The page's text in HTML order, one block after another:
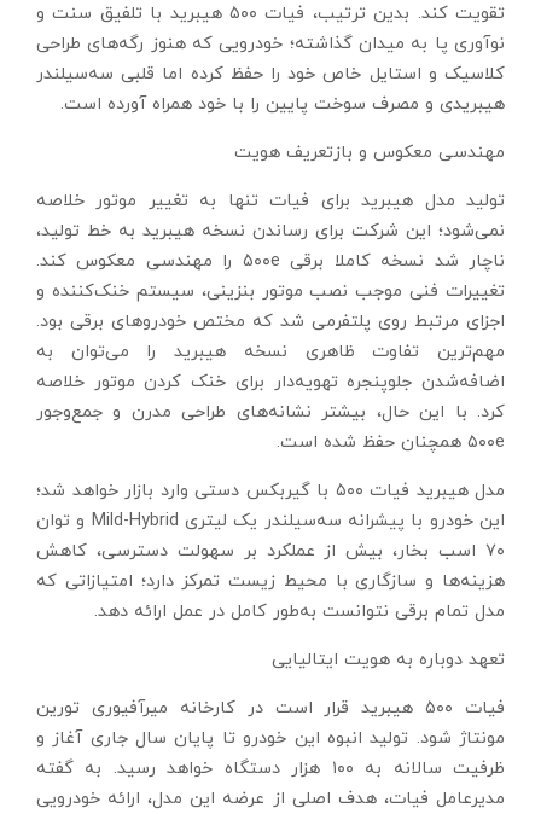
تقویت کند. بدین ترتیب، فیات ۵۰۰ هیبرید با تلفیق سنت و
نوآوری پا به میدان گذاشته؛ خودرویی که هنوز رگه‌های طراحی
کلاسیک و استایل خاص خود را حفظ کرده اما قلبی سه‌سیلندر
هیبریدی و مصرف سوخت پایین را با خود همراه آورده است.
مهندسی معکوس و بازتعریف هویت
تولید مدل هیبرید برای فیات تنها به تغییر موتور خلاصه
نمی‌شود؛ این شرکت برای رساندن نسخه هیبرید به خط تولید،
ناچار شد نسخه کاملا برقی ۵۰۰e را مهندسی معکوس کند.
تغییرات فنی موجب نصب موتور بنزینی، سیستم خنک‌کننده و
اجزای مرتبط روی پلتفرمی شد که مختص خودروهای برقی بود.
مهم‌ترین تفاوت ظاهری نسخه هیبرید را می‌توان به
اضافه‌شدن جلوپنجره تهویه‌دار برای خنک‌ کردن موتور خلاصه
کرد. با این حال، بیشتر نشانه‌های طراحی مدرن و جمع‌و‌جور
۵۰۰e همچنان حفظ شده است.
مدل هیبرید فیات ۵۰۰ با گیربکس دستی وارد بازار خواهد شد؛
این خودرو با پیشرانه سه‌سیلندر یک لیتری Mild-Hybrid و توان
۷۰ اسب بخار، بیش از عملکرد بر سهولت دسترسی، کاهش
هزینه‌ها و سازگاری با محیط زیست تمرکز دارد؛ امتیازاتی که
مدل تمام برقی نتوانست به‌طور کامل در عمل ارائه دهد.
تعهد دوباره به هویت ایتالیایی
فیات ۵۰۰ هیبرید قرار است در کارخانه میرآفیوری تورین
مونتاژ شود. تولید انبوه این خودرو تا پایان سال جاری آغاز و
ظرفیت سالانه به ۱۰۰ هزار دستگاه خواهد رسید. به گفته
مدیرعامل فیات، هدف اصلی از عرضه این مدل، ارائه خودرویی